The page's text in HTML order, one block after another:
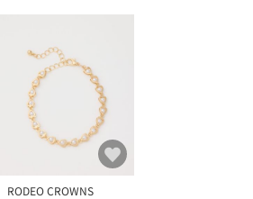
RODEO CROWNS